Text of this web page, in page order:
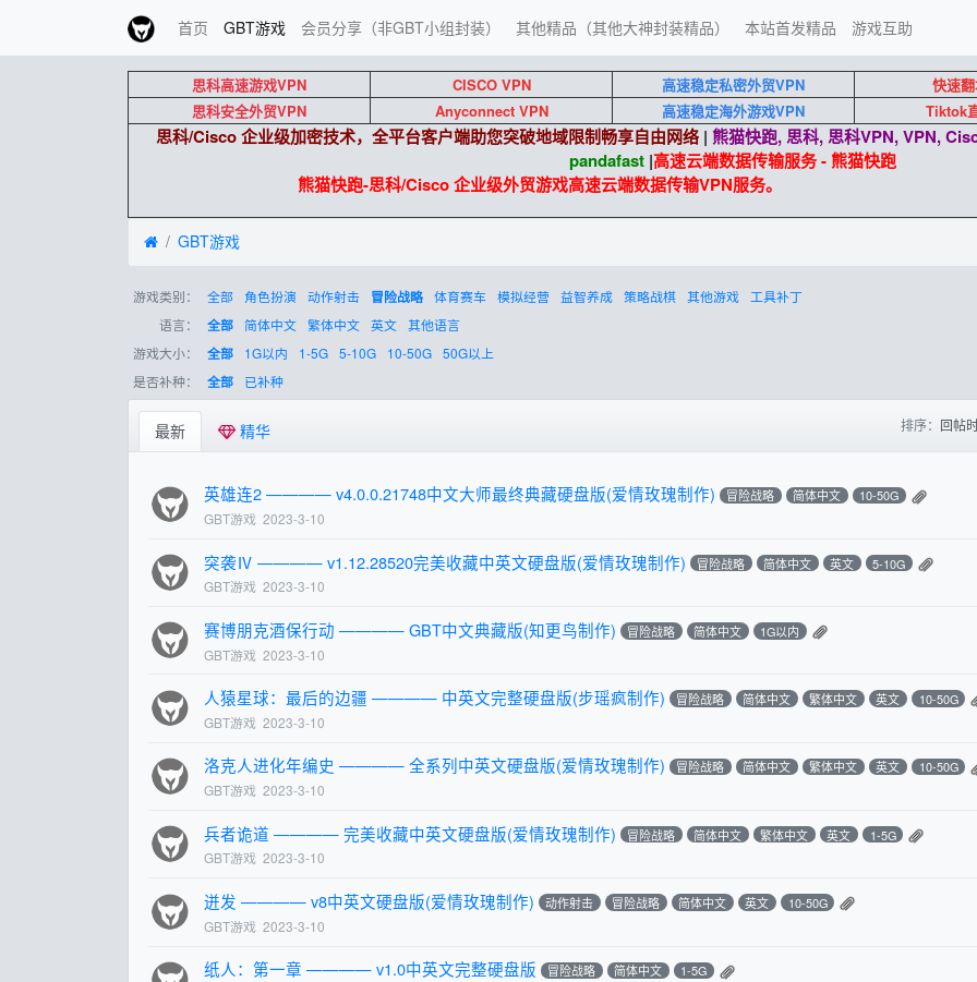
首页 GBT游戏 会员分享（非GBT小组封装） 其他精品（其他大神封装精品） 本站首发精品 游戏互助
思科高速游戏VPN CISCO VPN 高速稳定私密外贸VPN 快速
思科安全外贸VPN
Anyconnect VPN 高速稳定海外游戏VPN Tiktok
思科/Cisco 企业级加密技术，全平台客户端助您突破地域限制畅享自由网络| 熊猫快跑, 思科, 思科VPN, VPN,
pandafast |高速云端数据传输服务 - 熊猫快跑
熊猫快跑-思科/Cisco 企业级外贸游戏高速云端数据传输VPN服务。
GBT游戏
游戏类别： 全部 角色扮演 动作射击 冒险战略 体育赛车 模拟经营 益智养成 策略战棋 其他游戏
工具补丁
语言：
全部 简体中文 繁体中文 英文 其他语言
游戏大小：
全部 1G以内 1-5G 5-10G 10-50G 50G以上
是否补种：
全部 已补种
最新 精华 排序： 回帖
英雄连2 ———— v4.0.0.21748中文大师最终典藏硬盘版(爱情玫瑰制作) 冒险战略 简体中文 10-50G
GBT游戏 2023-3-10
突袭Ⅳ ———— v1.12.28520完美收藏中英文硬盘版(爱情玫瑰制作) 冒险战略 简体中文 英文 5-10G
GBT游戏 2023-3-10
赛博朋克酒保行动 ———— GBT中文典藏版(知更鸟制作) 冒险战略 简体中文 1G以内
GBT游戏 2023-3-10
人猿星球：最后的边疆 ———— 中英文完整硬盘版(步瑶疯制作) 冒险战略 简体中文 繁体中文 英文 10-50G
GBT游戏 2023-3-10
洛克人进化年编史 ———— 全系列中英文硬盘版(爱情玫瑰制作) 冒险战略 简体中文 繁体中文 英文 10-50G
GBT游戏 2023-3-10
兵者诡道 ———— 完美收藏中英文硬盘版(爱情玫瑰制作) 冒险战略 简体中文 繁体中文 英文 1-5G
GBT游戏 2023-3-10
迸发 ———— v8中英文硬盘版(爱情玫瑰制作) 动作射击 冒险战略 简体中文 英文 10-50G
GBT游戏 2023-3-10
纸人：第一章 ———— v1.0中英文完整硬盘版 冒险战略 简体中文 1-5G